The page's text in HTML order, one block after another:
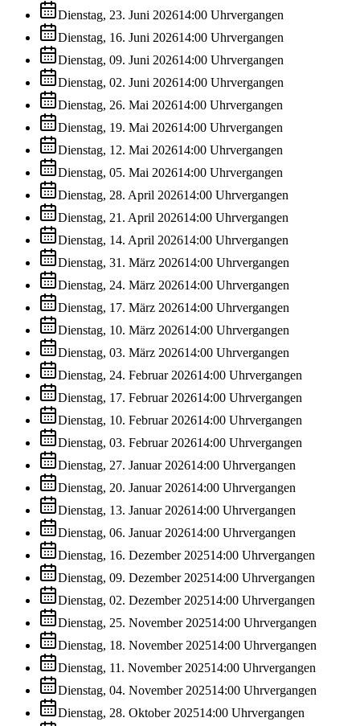
Dienstag, 23. Juni 202614:00 Uhrvergangen
Dienstag, 16. Juni 202614:00 Uhrvergangen
Dienstag, 09. Juni 202614:00 Uhrvergangen
Dienstag, 02. Juni 202614:00 Uhrvergangen
Dienstag, 26. Mai 202614:00 Uhrvergangen
Dienstag, 19. Mai 202614:00 Uhrvergangen
Dienstag, 12. Mai 202614:00 Uhrvergangen
Dienstag, 05. Mai 202614:00 Uhrvergangen
Dienstag, 28. April 202614:00 Uhrvergangen
Dienstag, 21. April 202614:00 Uhrvergangen
Dienstag, 14. April 202614:00 Uhrvergangen
Dienstag, 31. März 202614:00 Uhrvergangen
Dienstag, 24. März 202614:00 Uhrvergangen
Dienstag, 17. März 202614:00 Uhrvergangen
Dienstag, 10. März 202614:00 Uhrvergangen
Dienstag, 03. März 202614:00 Uhrvergangen
Dienstag, 24. Februar 202614:00 Uhrvergangen
Dienstag, 17. Februar 202614:00 Uhrvergangen
Dienstag, 10. Februar 202614:00 Uhrvergangen
Dienstag, 03. Februar 202614:00 Uhrvergangen
Dienstag, 27. Januar 202614:00 Uhrvergangen
Dienstag, 20. Januar 202614:00 Uhrvergangen
Dienstag, 13. Januar 202614:00 Uhrvergangen
Dienstag, 06. Januar 202614:00 Uhrvergangen
Dienstag, 16. Dezember 202514:00 Uhrvergangen
Dienstag, 09. Dezember 202514:00 Uhrvergangen
Dienstag, 02. Dezember 202514:00 Uhrvergangen
Dienstag, 25. November 202514:00 Uhrvergangen
Dienstag, 18. November 202514:00 Uhrvergangen
Dienstag, 11. November 202514:00 Uhrvergangen
Dienstag, 04. November 202514:00 Uhrvergangen
Dienstag, 28. Oktober 202514:00 Uhrvergangen